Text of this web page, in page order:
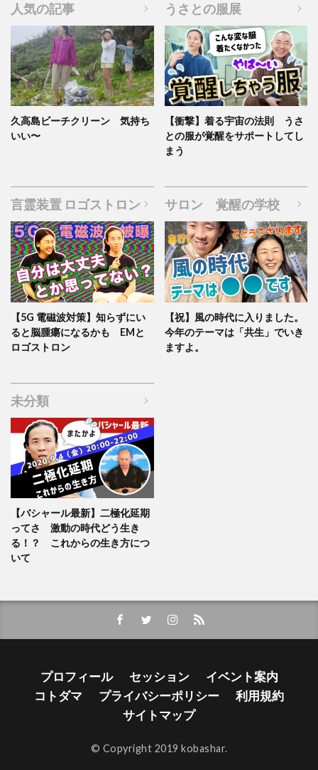
人気の記事
久高島ビーチクリーン 気持ち
いい〜
うさとの服展
【衝撃】着る宇宙の法則 うさ
との服が覚醒をサポートしてし
まう
言霊装置 ロゴストロン
【5G 電磁波対策】知らずにい
ると脳腫瘍になるかも EMと
ロゴストロン
サロン 覚醒の学校
【祝】風の時代に入りました。
今年のテーマは「共生」でいき
ますよ。
未分類
【バシャール最新】二極化延期
ってさ 激動の時代どう生き
る！？ これからの生き方につ
いて
プロフィール セッション
イベント案内
コトダマ
プライバシーポリシー
利用規約
サイトマップ
© Copyright 2019 kobashar.